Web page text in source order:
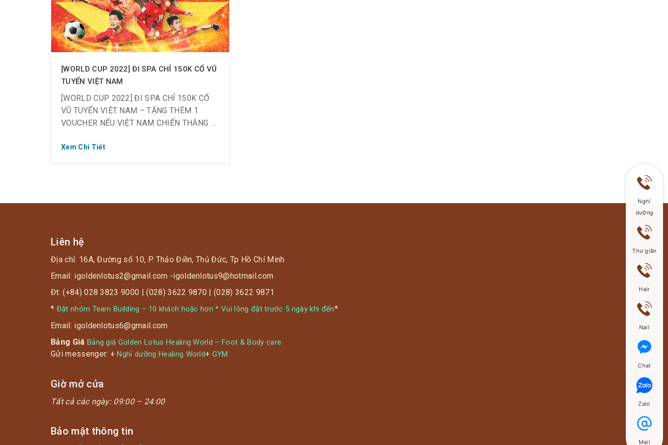
[WORLD CUP 2022] ĐI SPA CHỈ 150K CỔ VŨ
TUYỂN VIỆT NAM
[WORLD CUP 2022] ĐI SPA CHỈ 150K CỔ
VŨ TUYỂN VIỆT NAM – TẶNG THÊM 1
VOUCHER NẾU VIỆT NAM CHIẾN THẮNG
❣️ Việt Nam chiến thắng => TẶNG 1
VOUCHER/ 1 NGƯỜI (1 voucher trị giá 335K
Xem Chi Tiết
Liên hệ
Địa chỉ: 16A, Đường số 10, P. Thảo Điền, Thủ Đức, Tp Hồ Chí Minh
Email: igoldenlotus2@gmail.com -igoldenlotus9@hotmail.com
Đt: (+84) 028 3823 9000 | (028) 3622 9870 | (028) 3622 9871
* Đặt nhóm Team Building – 10 khách hoặc hơn * Vui lòng đặt trước 5 ngày khi đến*
Email: igoldenlotus6@gmail.com
Bảng Giá Bảng giá Golden Lotus Healing World – Foot & Body care
Gửi messenger: +Nghỉ dưỡng Healing World+ GYM
Giờ mở cửa
Tất cả các ngày: 09:00 – 24:00
Bảo mật thông tin
Nghỉ
dưỡng
Thư giãn
Hair
Nail
Chat
Zalo
Mail